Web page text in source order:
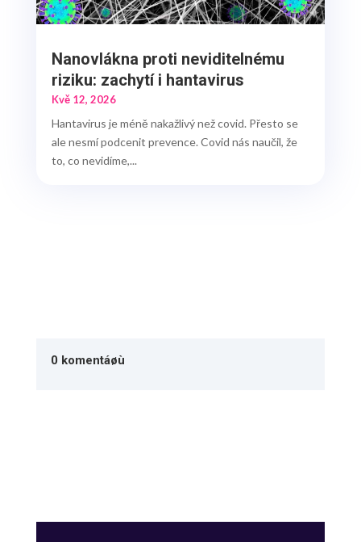
Nanovlákna proti neviditelnému
riziku: zachytí i hantavirus
Kvě 12, 2026
Hantavirus je méně nakažlivý než covid. Přesto se
ale nesmí podcenit prevence. Covid nás naučil, že
to, co nevidíme,...
0 komentáøù